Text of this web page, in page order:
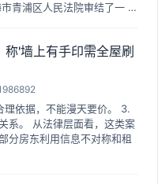
青浦区人民法院审结了一 …
'墙上有手印需全屋刷
依据，不能漫天要价。 3.
系。 从法律层面看，这类案
分房东利用信息不对称和租